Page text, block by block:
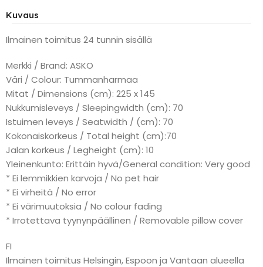
Kuvaus
Ilmainen toimitus 24 tunnin sisällä
Merkki / Brand: ASKO
Väri / Colour: Tummanharmaa
Mitat / Dimensions (cm): 225 x 145
Nukkumisleveys / Sleepingwidth (cm): 70
Istuimen leveys / Seatwidth / (cm): 70
Kokonaiskorkeus / Total height (cm):70
Jalan korkeus / Legheight (cm): 10
Yleinenkunto: Erittäin hyvä/General condition: Very good
* Ei lemmikkien karvoja / No pet hair
* Ei virheitä / No error
* Ei värimuutoksia / No colour fading
* Irrotettava tyynynpäällinen / Removable pillow cover
FI
Ilmainen toimitus Helsingin, Espoon ja Vantaan alueella